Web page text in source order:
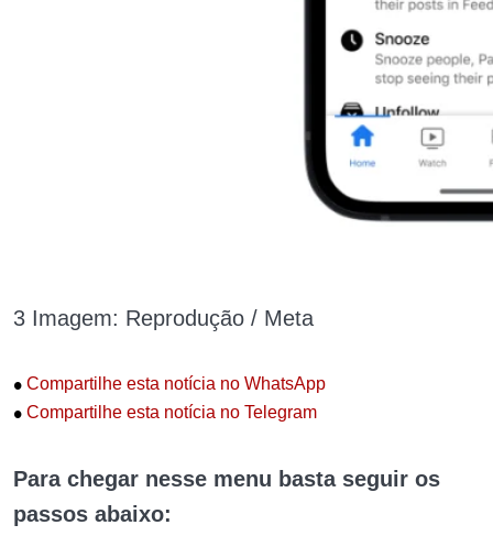
3 Imagem: Reprodução / Meta
• Compartilhe esta notícia no WhatsApp
• Compartilhe esta notícia no Telegram
Para chegar nesse menu basta seguir os
passos abaixo: